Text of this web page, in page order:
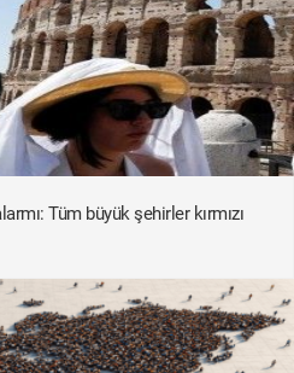
Tüm büyük şehirler kırmızı